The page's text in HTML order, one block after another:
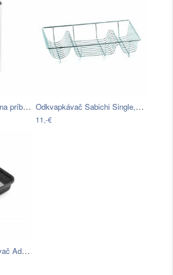
Kovový odkvapkávač na príbory Unimasa,… Odkvapkávač Sabichi Single, 48 x 32 cm
11,-€
Čierno-sivý odkvapkávač Addis Twin